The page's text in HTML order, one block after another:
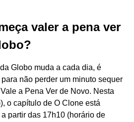
valer a pena ver
Globo muda a cada dia, é
não perder um minuto sequer
a Pena Ver de Novo. Nesta
o capítulo de O Clone está
partir das 17h10 (horário de